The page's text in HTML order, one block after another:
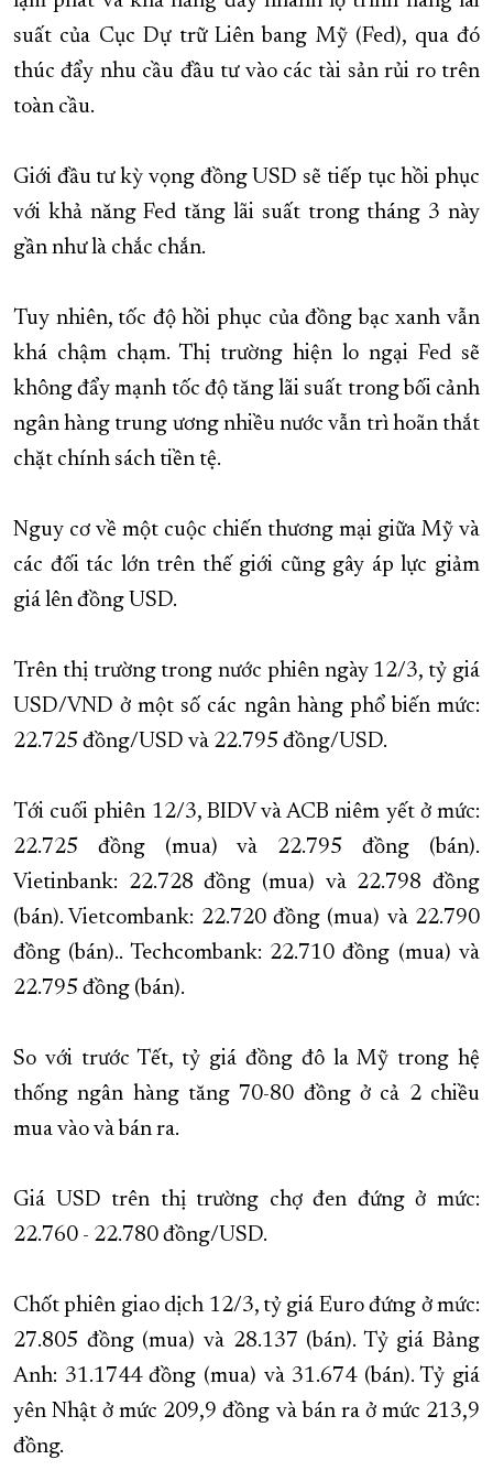
suất của Cục Dự trữ Liên bang Mỹ (Fed), qua đó
thúc đẩy nhu cầu đầu tư vào các tài sản rủi ro trên
toàn cầu.
Giới đầu tư kỳ vọng đồng USD sẽ tiếp tục hồi phục
với khả năng Fed tăng lãi suất trong tháng 3 này
gần như là chắc chắn.
Tuy nhiên, tốc độ hồi phục của đồng bạc xanh vẫn
khá chậm chạm. Thị trường hiện lo ngại Fed sẽ
không đẩy mạnh tốc độ tăng lãi suất trong bối cảnh
ngân hàng trung ương nhiều nước vẫn trì hoãn thắt
chặt chính sách tiền tệ.
Nguy cơ về một cuộc chiến thương mại giữa Mỹ và
các đối tác lớn trên thế giới cũng gây áp lực giảm
giá lên đồng USD.
Trên thị trường trong nước phiên ngày 12/3, tỷ giá
USD/VND ở một số các ngân hàng phổ biến mức:
22.725 đồng/USD và 22.795 đồng/USD.
Tới cuối phiên 12/3, BIDV và ACB niêm yết ở mức:
22.725 đồng (mua) và 22.795 đồng (bán).
Vietinbank: 22.728 đồng (mua) và 22.798 đồng
(bán). Vietcombank: 22.720 đồng (mua) và 22.790
đồng (bán).. Techcombank: 22.710 đồng (mua) và
22.795 đồng (bán).
So với trước Tết, tỷ giá đồng đô la Mỹ trong hệ
thống ngân hàng tăng 70-80 đồng ở cả 2 chiều
mua vào và bán ra.
Giá USD trên thị trường chợ đen đứng ở mức:
22.760 - 22.780 đồng/USD.
Chốt phiên giao dịch 12/3, tỷ giá Euro đứng ở mức:
27.805 đồng (mua) và 28.137 (bán). Tỷ giá Bảng
Anh: 31.1744 đồng (mua) và 31.674 (bán). Tỷ giá
yên Nhật ở mức 209,9 đồng và bán ra ở mức 213,9
đồng.